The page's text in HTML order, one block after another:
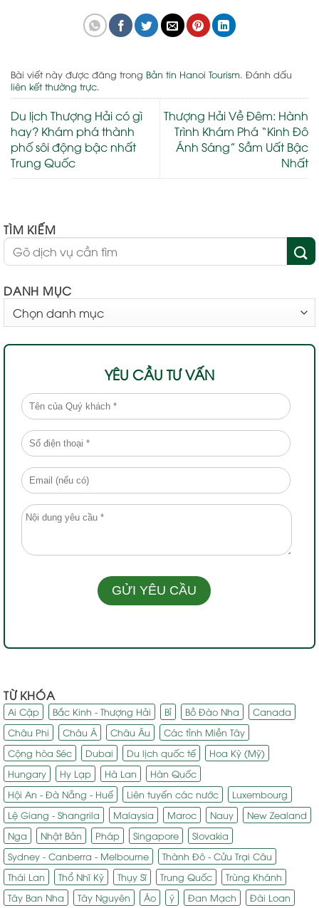
Bài viết này được đăng trong Bản tin Hanoi Tourism. Đánh dấu
liên kết thường trực.
Du lịch Thượng Hải có gì
hay? Khám phá thành
phố sôi động bậc nhất
Trung Quốc
Thượng Hải Về Đêm: Hành
Trình Khám Phá “Kinh Đô
Ánh Sáng” Sầm Uất Bậc
Nhất
TÌM KIẾM
DANH MỤC
MỤC
YÊU CẦU TƯ VẤN
TỪ KHÓA
Ai Cập Bắc Kinh - Thượng Hải Bỉ Bồ Đào Nha
Canada
Châu Phi
Châu Á Châu Âu
Các tỉnh Miền Tây
Cộng hòa Séc
Dubai Du lịch quốc tế
Hoa Kỳ (Mỹ)
Hungary
Hy Lạp Hà Lan
Hàn Quốc
Hội An - Đà Nẵng - Huế
Liên tuyến các nước
Luxembourg
Lệ Giang - Shangrila
Malaysia Maroc Nauy
New Zealand
Nga
Nhật Bản Pháp Singapore
Slovakia
Sydney - Canberra - Melbourne
Thành Đô - Cửu Trại Câu
Thái Lan
Thổ Nhĩ Kỳ Thụy Sĩ Trung Quốc
Trùng Khánh
Tây Ban Nha
Tây Nguyên Áo ý Đan Mạch
Đài Loan